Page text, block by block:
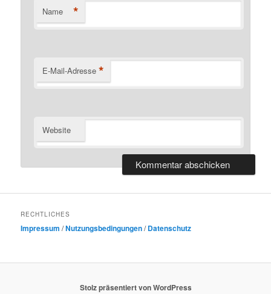
Name *
E-Mail-Adresse *
Website
RECHTLICHES
Impressum /Nutzungsbedingungen/Datenschutz
Stolz präsentiert von WordPress